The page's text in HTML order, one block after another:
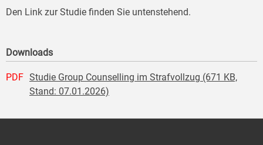
Den Link zur Studie finden Sie untenstehend.
Downloads
PDF Studie Group Counselling im Strafvollzug (671 KB,
Stand: 07.01.2026)